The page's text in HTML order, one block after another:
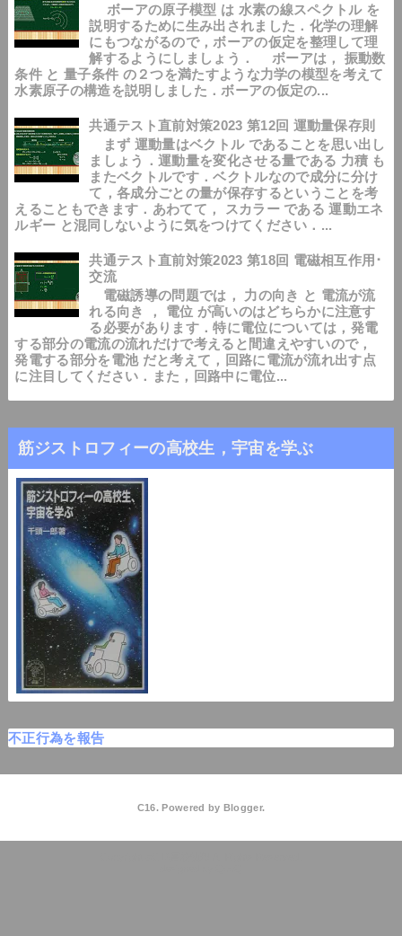
ボーアの原子模型 は 水素の線スペクトル を
説明するために生み出されました．化学の理解
にもつながるので，ボーアの仮定を整理して理
解するようにしましょう． ボーアは， 振動数
条件 と 量子条件 の２つを満たすような力学の模型を考えて
水素原子の構造を説明しました．ボーアの仮定の...
共通テスト直前対策2023 第12回 運動量保存則
まず 運動量はベクトル であることを思い出し
ましょう．運動量を変化させる量である 力積 も
またベクトルです．ベクトルなので成分に分け
て，各成分ごとの量が保存するということを考
えることもできます．あわてて， スカラー である 運動エネ
ルギー と混同しないように気をつけてください．...
共通テスト直前対策2023 第18回 電磁相互作用･
交流
電磁誘導の問題では， 力の向き と 電流が流
れる向き ， 電位 が高いのはどちらかに注意す
る必要があります．特に電位については，発電
する部分の電流の流れだけで考えると間違えやすいので，
発電する部分を電池 だと考えて，回路に電流が流れ出す点
に注目してください．また，回路中に電位...
筋ジストロフィーの高校生，宇宙を学ぶ
不正行為を報告
C16. Powered by Blogger.